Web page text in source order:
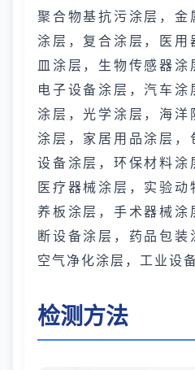
聚合物基抗污涂层，金
涂层，复合涂层，医用
皿涂层，生物传感器涂
电子设备涂层，汽车
涂层，光学涂层，海洋
涂层，家居用品涂层，
设备涂层，环保材料涂
医疗器械涂层，实验
养板涂层，手术器械涂
断设备涂层，药品包装
空气净化涂层，工业设
检测方法